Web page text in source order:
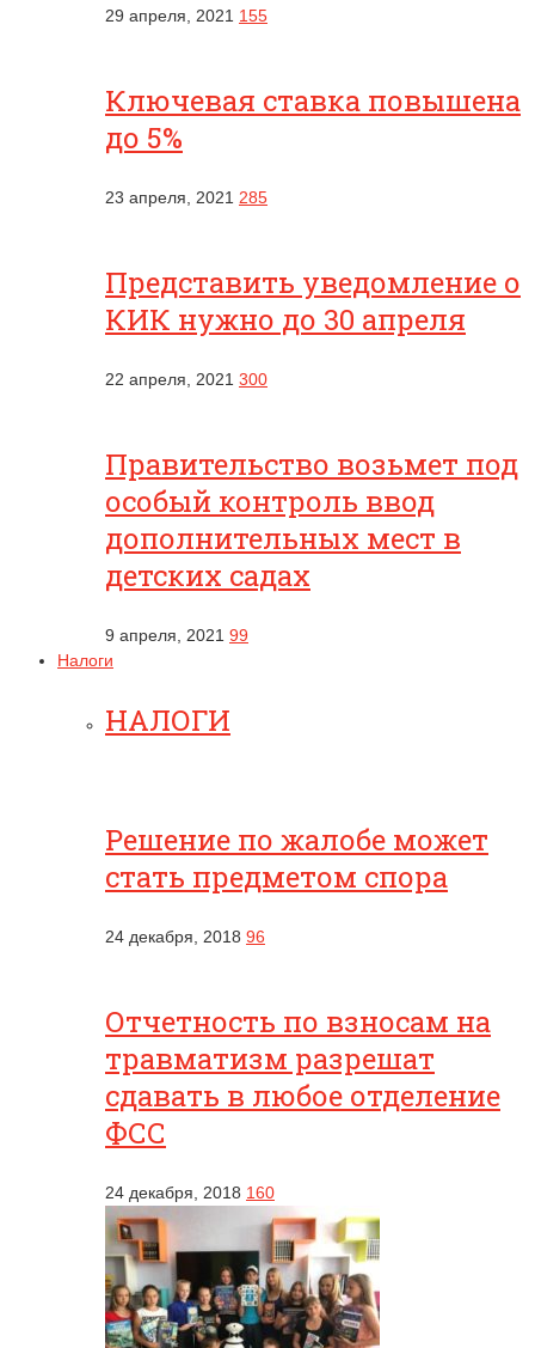
29 апреля, 2021 155
Ключевая ставка повышена
до 5%
23 апреля, 2021 285
Представить уведомление о
КИК нужно до 30 апреля
22 апреля, 2021 300
Правительство возьмет под
особый контроль ввод
дополнительных мест в
детских садах
9 апреля, 2021 99
Налоги
НАЛОГИ
Решение по жалобе может
стать предметом спора
24 декабря, 2018 96
Отчетность по взносам на
травматизм разрешат
сдавать в любое отделение
ФСС
24 декабря, 2018 160